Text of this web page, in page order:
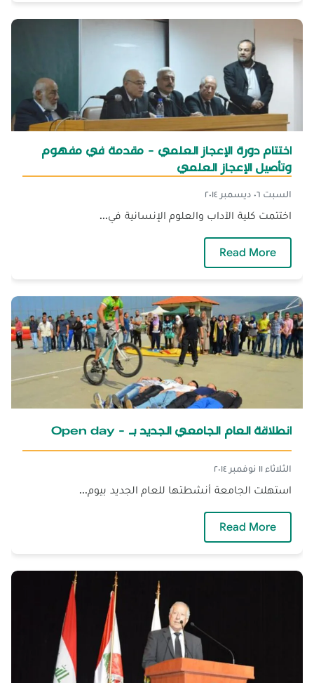
اختتام دورة الإعجاز العلمي - مقدمة في مفهوم
وتأصيل الإعجاز العلمي
السبت ٠٦ ديسمبر ٢٠١٤
اختتمت كلية الآداب والعلوم الإنسانية في...
Read More
انطلاقة العام الجامعي الجديد بـ - Open day
الثلاثاء ١١ نوفمبر ٢٠١٤
استهلت الجامعة أنشطتها للعام الجديد بيوم...
Read More